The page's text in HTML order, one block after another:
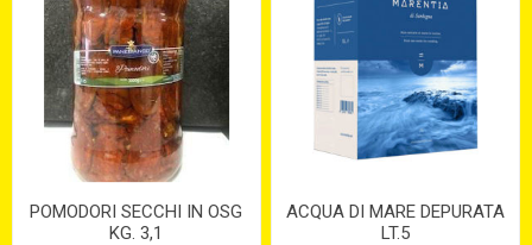
POMODORI SECCHI IN OSG
KG. 3,1
ACQUA DI MARE DEPURATA
LT.5